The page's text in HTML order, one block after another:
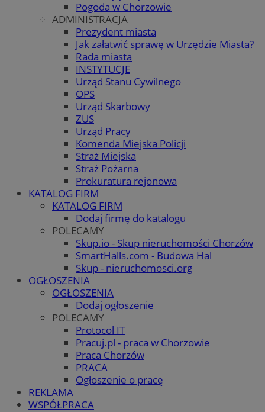
Pogoda w Chorzowie
ADMINISTRACJA
Prezydent miasta
Jak załatwić sprawę w Urzędzie Miasta?
Rada miasta
INSTYTUCJE
Urząd Stanu Cywilnego
OPS
Urząd Skarbowy
ZUS
Urząd Pracy
Komenda Miejska Policji
Straż Miejska
Straż Pożarna
Prokuratura rejonowa
KATALOG FIRM
KATALOG FIRM
Dodaj firmę do katalogu
POLECAMY
Skup.io - Skup nieruchomości Chorzów
SmartHalls.com - Budowa Hal
Skup - nieruchomosci.org
OGŁOSZENIA
OGŁOSZENIA
Dodaj ogłoszenie
POLECAMY
Protocol IT
Pracuj.pl - praca w Chorzowie
Praca Chorzów
PRACA
Ogłoszenie o pracę
REKLAMA
WSPÓŁPRACA